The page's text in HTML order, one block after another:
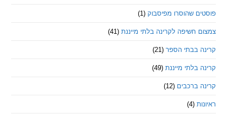
שהוסרו מפיסבוק (1)
חשיפה לקרינה בלתי מייננת (41)
בבתי הספר (21)
מייננת (49)
ברכבים (12)